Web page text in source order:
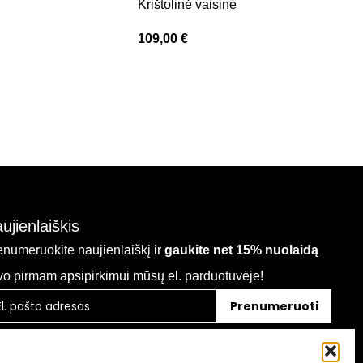
Krištolinė vaisinė
109,00 €
naujienlaiškį ir gaukite net 15% nuolaidą
pirmam apsipirkimui mūsų el. parduotuvėje!
Prenumeruoti